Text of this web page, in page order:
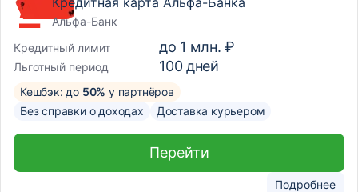
Альфа-Банк
Кредитный лимит
до 1 млн. ₽
Льготный период 100дней
Кешбэк: до 50% у партнёров
Без справки о доходах
Доставка курьером
Подробнее
Перейти